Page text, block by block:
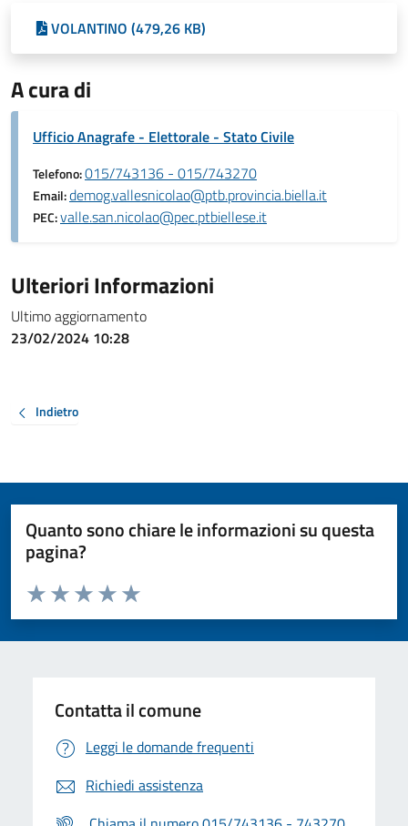
VOLANTINO (479,26 KB)
A cura di
Ufficio Anagrafe - Elettorale - Stato Civile
Telefono:015/743136 - 015/743270
Email:demog.vallesnicolao@ptb.provincia.biella.it
PEC:valle.san.nicolao@pec.ptbiellese.it
Ulteriori Informazioni
Ultimo aggiornamento
23/02/2024 10:28
Indietro
Quanto sono chiare le informazioni su questa
pagina?
Valuta da 1 a 5 stelle la pagina
Valuta 5 stelle su 5
Valuta 4 stelle su 5
Valuta 3 stelle su 5
Valuta 2 stelle su 5
Valuta 1 stelle su 5
Contatta il comune
Leggi le domande frequenti
Richiedi assistenza